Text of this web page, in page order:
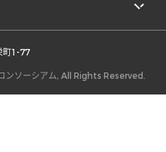
町1-77
ソーシアム, All Rights Reserved.